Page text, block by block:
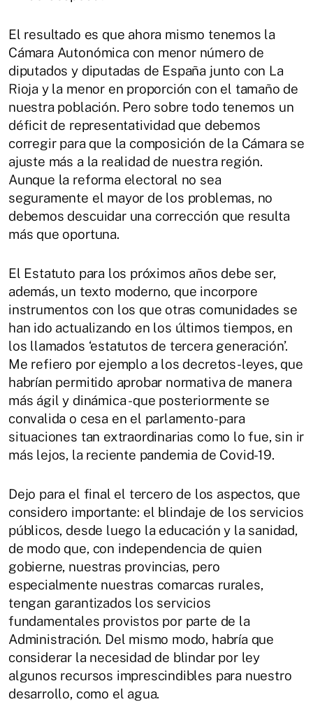
El resultado es que ahora mismo tenemos la
Cámara Autonómica con menor número de
diputados y diputadas de España junto con La
Rioja y la menor en proporción con el tamaño de
nuestra población. Pero sobre todo tenemos un
déficit de representatividad que debemos
corregir para que la composición de la Cámara se
ajuste más a la realidad de nuestra región.
Aunque la reforma electoral no sea
seguramente el mayor de los problemas, no
debemos descuidar una corrección que resulta
más que oportuna.
El Estatuto para los próximos años debe ser,
además, un texto moderno, que incorpore
instrumentos con los que otras comunidades se
han ido actualizando en los últimos tiempos, en
los llamados ‘estatutos de tercera generación’.
Me refiero por ejemplo a los decretos-leyes, que
habrían permitido aprobar normativa de manera
más ágil y dinámica -que posteriormente se
convalida o cesa en el parlamento- para
situaciones tan extraordinarias como lo fue, sin ir
más lejos, la reciente pandemia de Covid-19.
Dejo para el final el tercero de los aspectos, que
considero importante: el blindaje de los servicios
públicos, desde luego la educación y la sanidad,
de modo que, con independencia de quien
gobierne, nuestras provincias, pero
especialmente nuestras comarcas rurales,
tengan garantizados los servicios
fundamentales provistos por parte de la
Administración. Del mismo modo, habría que
considerar la necesidad de blindar por ley
algunos recursos imprescindibles para nuestro
desarrollo, como el agua.